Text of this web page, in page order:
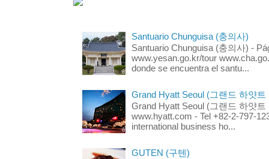
Santuario Chunguisa (충의사)
Santuario Chunguisa (충의사) -
www.yesan.go.kr/tour
donde se encuentra el santu...
Grand Hyatt Seoul (그랜드 하얏트
Grand Hyatt Seoul (그랜드 하얏트
www.hyatt.com - Tel +82-2-797-
international business ho...
GUTEN (구텐)